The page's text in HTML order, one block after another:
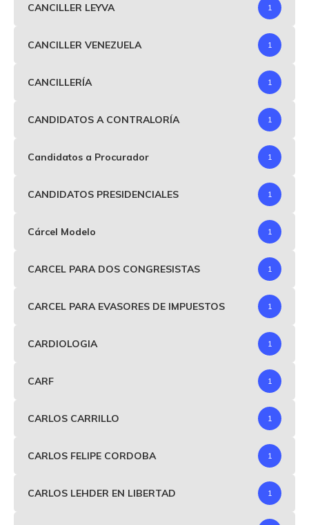
CANCILLER LEYVA 1
CANCILLER VENEZUELA 1
CANCILLERÍA 1
CANDIDATOS A CONTRALORÍA 1
Candidatos a Procurador 1
CANDIDATOS PRESIDENCIALES 1
Cárcel Modelo 1
CARCEL PARA DOS CONGRESISTAS 1
CARCEL PARA EVASORES DE IMPUESTOS 1
CARDIOLOGIA 1
CARF 1
CARLOS CARRILLO 1
CARLOS FELIPE CORDOBA 1
CARLOS LEHDER EN LIBERTAD 1